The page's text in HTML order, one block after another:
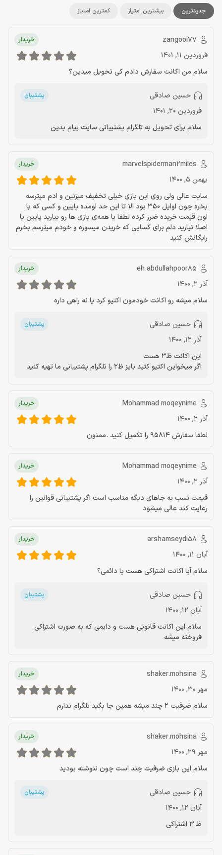
جدیدترین بیشترین امتیاز کمترین امتیاز
zangooi77 خریدار
فروردین 11, 1401
سلام من اکانت سفارش دادم کی تحویل میدین؟
حسین صادقی پشتیبان
فروردین 20, 1401
سلام برای تحویل به تلگرام پشتیبانی سایت پیام بدین
marvelspiderman2miles خریدار
بهمن 5, 1400
سایت عالی ولی روی این بازی خیلی تخفیف میزنین و ادم میترسه
بخره چون اوایل 350 بود الا تا این حد اومده پایین و کسی که با
اون قیمت خریده ضرر کرده لطفا یا همه‌ی بازی ها رو بیارید پایین یا
اصلا نیارید دلم برای کسایی که خریدن میسوزه و خودم میترسم بخرم
رایگانش کنید
eh.abdullahpoor85 خریدار
آذر 2, 1400
سلام میشه رو اکانت خودمون اکتیو کرد یا نه راهی داره
حسین صادقی پشتیبان
آذر 12, 1400
این اکانت ظ3 هست
اگر میخواین اکتیو کتید بایز ظ2 را تلگرام پشتیبانی ما تهیه کنید
Mohammad moqeynime خریدار
آذر 2, 1400
لطفا سفارش 95814 را تکمیل کنید .ممنون
Mohammad moqeynime خریدار
آذر 2, 1400
قیمت نسب به جاهای دیگه مناسب است اگر پشتیبانی قوانین را
رعایت کند عالی میشود
arshamseydi58 خریدار
آبان 11, 1400
سلام آیا اکانت اشتراکی هست یا دائمی؟
حسین صادقی پشتیبان
آبان 12, 1400
سلام این اکانت قانونی هست و دایمی که به صورت اشتراکی
فروخته میشه
shaker.mohsina خریدار
مهر 30, 1400
سلام ضرفیت 2 چند میشه همین جا بگید تلگرام ندارم
shaker.mohsina خریدار
مهر 29, 1400
سلام این بازی ضرفیت چند است چون ننوشته بودید
حسین صادقی پشتیبان
آبان 12, 1400
ظ 3 اشتراکی